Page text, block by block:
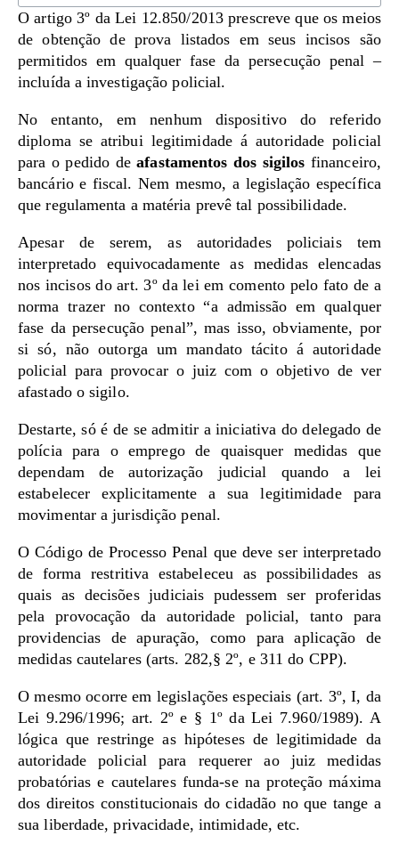
O artigo 3º da Lei 12.850/2013 prescreve que os meios
de obtenção de prova listados em seus incisos são
permitidos em qualquer fase da persecução penal –
incluída a investigação policial.
No entanto, em nenhum dispositivo do referido
diploma se atribui legitimidade á autoridade policial
para o pedido deafastamentos dos sigilos financeiro,
bancário e fiscal. Nem mesmo, a legislação específica
que regulamenta a matéria prevê tal possibilidade.
Apesar de serem, as autoridades policiais tem
interpretado equivocadamente as medidas elencadas
nos incisos do art. 3º da lei em comento pelo fato de a
norma trazer no contexto “a admissão em qualquer
fase da persecução penal”, mas isso, obviamente, por
si só, não outorga um mandato tácito á autoridade
policial para provocar o juiz com o objetivo de ver
afastado o sigilo.
Destarte, só é de se admitir a iniciativa do delegado de
polícia para o emprego de quaisquer medidas que
dependam de autorização judicial quando a lei
estabelecer explicitamente a sua legitimidade para
movimentar a jurisdição penal.
O Código de Processo Penal que deve ser interpretado
de forma restritiva estabeleceu as possibilidades as
quais as decisões judiciais pudessem ser proferidas
pela provocação da autoridade policial, tanto para
providencias de apuração, como para aplicação de
medidas cautelares (arts. 282,§ 2º, e 311 do CPP).
O mesmo ocorre em legislações especiais (art. 3º, I, da
Lei 9.296/1996; art. 2º e § 1º da Lei 7.960/1989). A
lógica que restringe as hipóteses de legitimidade da
autoridade policial para requerer ao juiz medidas
probatórias e cautelares funda-se na proteção máxima
dos direitos constitucionais do cidadão no que tange a
sua liberdade, privacidade, intimidade, etc.